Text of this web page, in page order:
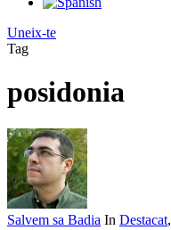
Uneix-te
Tag
posidonia
Salvem sa Badia In Destacat,